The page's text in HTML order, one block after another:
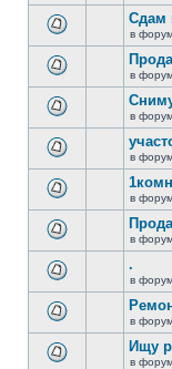
новых
непрочитанных
сообщений.
новых
непрочитанных
сообщений.
новых
непрочитанных
сообщений.
Сдам
в
новых
непрочитанных
сообщений.
в
новых
непрочитанных
сообщений.
в
новых
непрочитанных
сообщений.
в
новых
непрочитанных
сообщений.
в
новых
непрочитанных
сообщений.
в
новых
непрочитанных
сообщений.
.
в
в
Ищу
в